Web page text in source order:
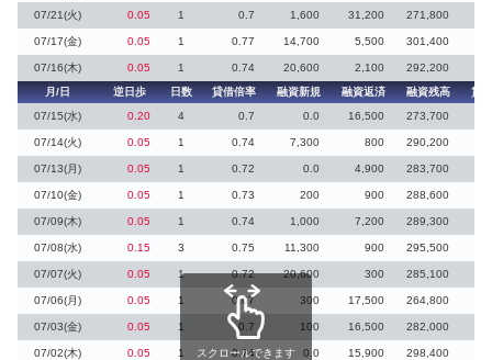
07/21(火) 0.05 1 0.7 1,600 31,200 271,800
07/17(金) 0.05 1 0.77 14,700 5,500 301,400
07/16(木) 0.05 1 0.74 20,600 2,100
292,200
月/日
逆日歩 日数 貸借倍率 融資新規 融資返済 融資残高
貸
07/15(水)
0.20 4 0.7 0.0 16,500 273,700
07/14(火) 0.05 1 0.74 7,300 800 290,200
07/13(月) 0.05 1 0.72 0.0 4,900 283,700
07/10(金) 0.05 1 0.73 200 900 288,600
07/09(木) 0.05 1 0.74 1,000 7,200 289,300
07/08(水) 0.15 3 0.75 11,300 900 295,500
07/07(火) 0.05 1 0.72 20,600 300 285,100
07/06(月) 0.05 1 0.67 300 17,500 264,800
07/03(金) 0.05 1 0.7 100 16,500 282,000
07/02(木) 0.05 1 0.74 0.0 15,900 298,400
スクロールできます